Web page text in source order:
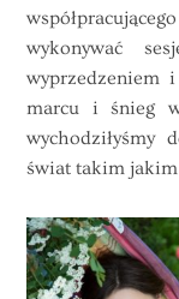
wykonywać
wyprzedzeniem
marcu i śnieg
wychodziłyśmy
świat takim jakim